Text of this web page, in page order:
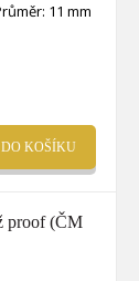
11 mm
DO KOŠÍKU
proof (ČM